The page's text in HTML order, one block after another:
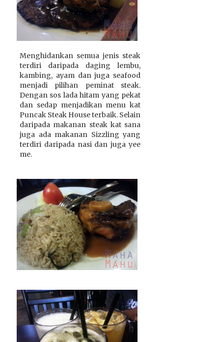
Menghidankan semua jenis steak
terdiri daripada daging lembu,
kambing, ayam dan juga seafood
menjadi pilihan peminat steak.
Dengan sos lada hitam yang pekat
dan sedap menjadikan menu kat
Puncak Steak House terbaik. Selain
daripada makanan steak kat sana
juga ada makanan Sizzling yang
terdiri daripada nasi dan juga yee
me.